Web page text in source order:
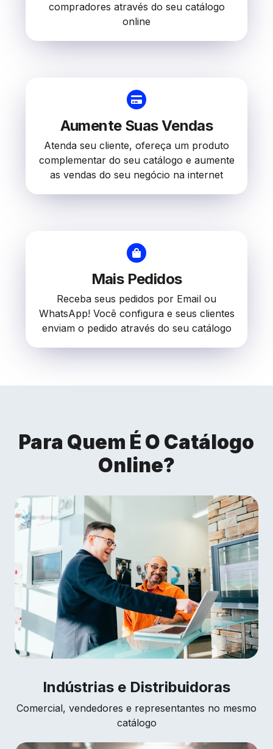
compradores através do seu catálogo
online
Aumente Suas Vendas
Atenda seu cliente, ofereça um produto
complementar do seu catálogo e aumente
as vendas do seu negócio na internet
Mais Pedidos
Receba seus pedidos por Email ou
WhatsApp! Você configura e seus clientes
enviam o pedido através do seu catálogo
Para Quem É O Catálogo
Online?
Indústrias e Distribuidoras
Comercial, vendedores e representantes no mesmo
catálogo